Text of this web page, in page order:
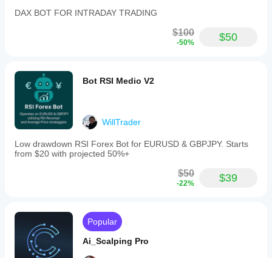
DAX BOT FOR INTRADAY TRADING
$100
-50% $50
Bot RSI Medio V2
WillTrader
Low drawdown RSI Forex Bot for EURUSD & GBPJPY. Starts
from $20 with projected 50%+
$50
-22% $39
Popular
Ai_Scalping Pro